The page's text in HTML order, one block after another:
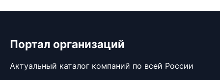
Портал организаций
Актуальный каталог компаний по всей России